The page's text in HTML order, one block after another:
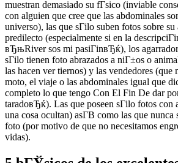
muestran demasiado su fГ­sico (inviable
con alguien que cree que las abdominales
universo), las que sГіlo suben fotos sobre
predilecto (especialmente si en la
вЂњRiver sos mi pasiГіnвЂќ), los
sГіlo tienen foto abrazados a niГ±os o
las hacen ver tiernos) y las vendedores (que
moto, el viaje o las abdominales igual que
completo lo que tengo Con El Fin De dar
taradoвЂќ). Las que poseen sГіlo fotos con
una cosa ocultan) asГ­В­ como las que nunca
foto (por motivo de que no necesitamos
vidas).